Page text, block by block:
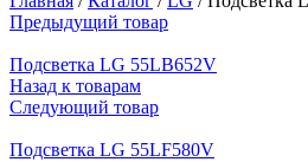
Предыдущий товар
Подсветка LG 55LB652V
Назад к товарам
Следующий товар
Подсветка LG 55LF580V